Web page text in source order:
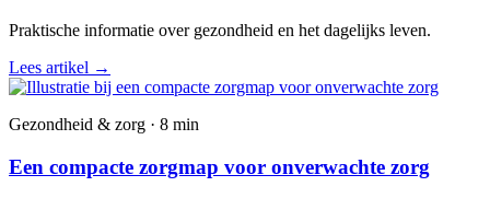
Praktische informatie over gezondheid en het dagelijks leven.
Lees artikel →
Gezondheid & zorg · 8 min
Een compacte zorgmap voor onverwachte zorg